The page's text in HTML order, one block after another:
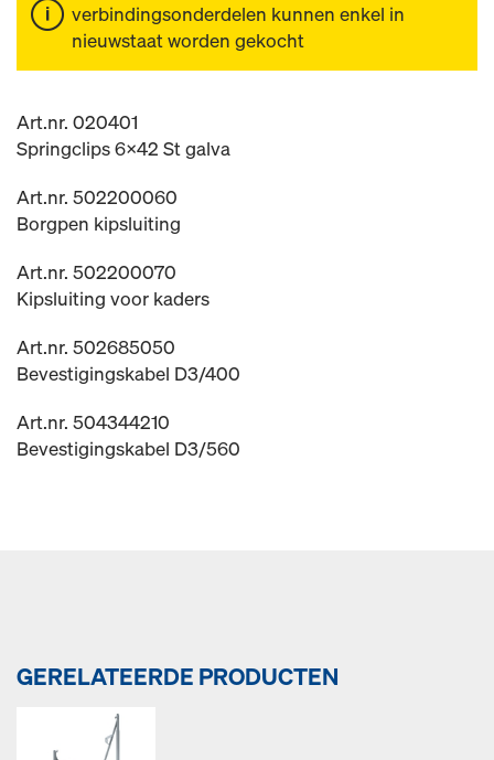
verbindingsonderdelen kunnen enkel in
nieuwstaat worden gekocht
Art.nr. 020401
Springclips 6x42 St galva
Art.nr. 502200060
Borgpen kipsluiting
Art.nr. 502200070
Kipsluiting voor kaders
Art.nr. 502685050
Bevestigingskabel D3/400
Art.nr. 504344210
Bevestigingskabel D3/560
GERELATEERDE PRODUCTEN